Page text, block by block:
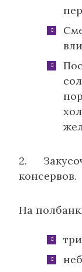
2.
консервов.
На